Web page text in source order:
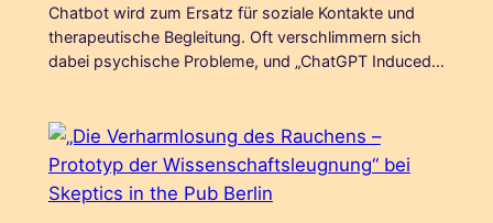
Chatbot wird zum Ersatz für soziale Kontakte und
therapeutische Begleitung. Oft verschlimmern sich
dabei psychische Probleme, und „ChatGPT Induced…